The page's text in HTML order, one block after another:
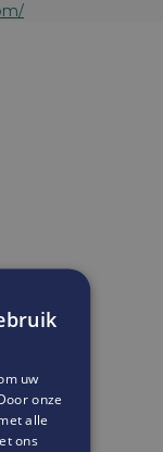
uw
onze
alle
ons